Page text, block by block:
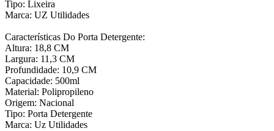
Tipo: Lixeira
Marca: UZ Utilidades
Características Do Porta Detergente:
Altura: 18,8 CM
Largura: 11,3 CM
Profundidade: 10,9 CM
Capacidade: 500ml
Material: Polipropileno
Origem: Nacional
Tipo: Porta Detergente
Marca: Uz Utilidades